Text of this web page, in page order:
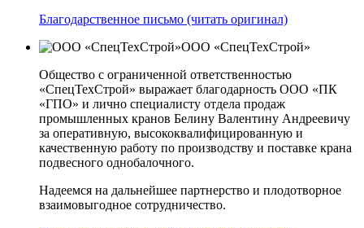
Благодарственное письмо (читать оригинал)
ООО «СпецТехСтрой»
Общество с ограниченной ответственностью
«СпецТехСтрой» выражает благодарность ООО «ПК
«ГПО» и лично специалисту отдела продаж
промышленных кранов Белину Валентину Андреевичу
за оперативную, высококвалифицированную и
качественную работу по производству и поставке крана
подвесного однобалочного.
Надеемся на дальнейшее партнерство и плодотворное
взаимовыгодное сотрудничество.